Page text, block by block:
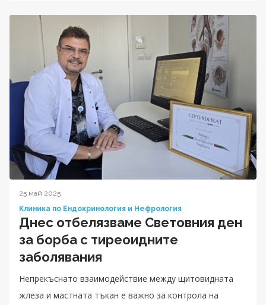
25 май 2025
Клиника по Ендокринология и Нефрология
Днес отбелязваме Световния ден
за борба с тиреоидните
заболявания
Непрекъснато взаимодействие между щитовидната
жлеза и мастната тъкан е важно за контрола на